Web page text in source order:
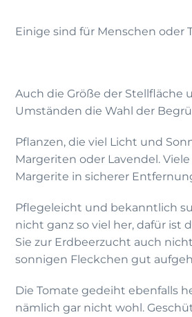
Einige sind für Menschen oder
Auch die Größe der
Umständen die Wahl der
Pflanzen, die viel Licht und
Margeriten oder Lavendel.
Margerite in sicherer
Pflegeleicht und bekanntlich
nicht ganz so viel her, dafür ist
Sie zur Erdbeerzucht auch
sonnigen Fleckchen gut
Die Tomate gedeiht ebenfalls
nämlich gar nicht wohl.